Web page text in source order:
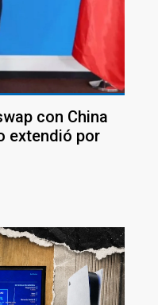
con China
extendió por